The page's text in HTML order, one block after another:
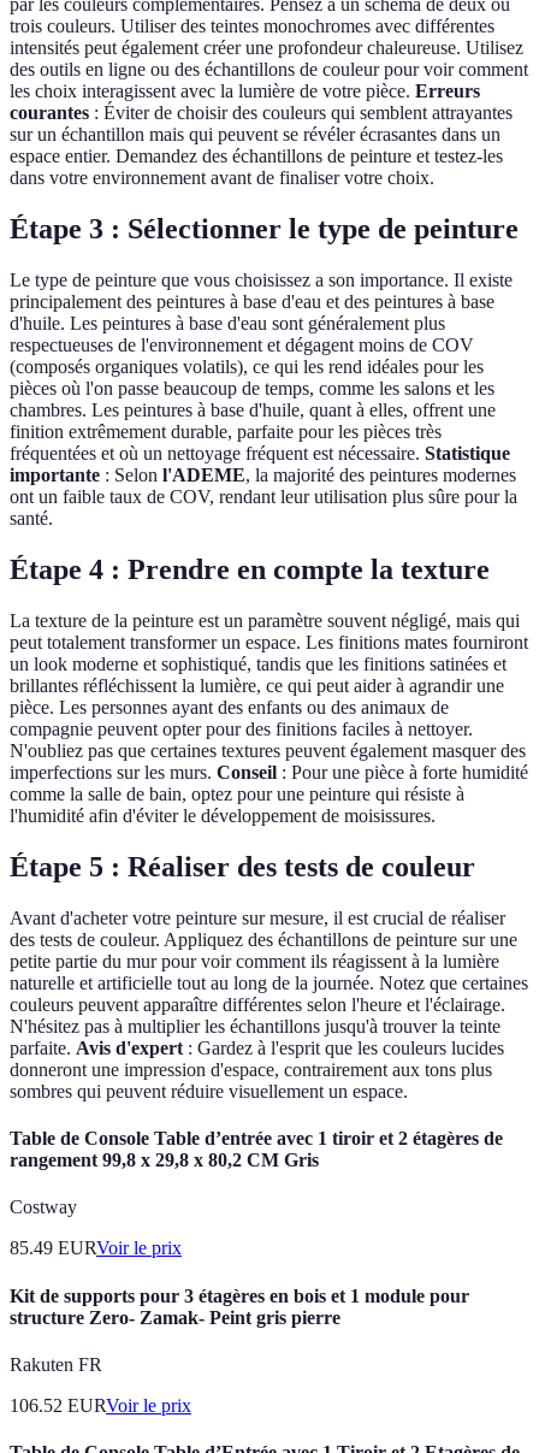
par les couleurs complémentaires. Pensez à un schéma de deux ou
trois couleurs. Utiliser des teintes monochromes avec différentes
intensités peut également créer une profondeur chaleureuse. Utilisez
des outils en ligne ou des échantillons de couleur pour voir comment
les choix interagissent avec la lumière de votre pièce. Erreurs
courantes : Éviter de choisir des couleurs qui semblent attrayantes
sur un échantillon mais qui peuvent se révéler écrasantes dans un
espace entier. Demandez des échantillons de peinture et testez-les
dans votre environnement avant de finaliser votre choix.
Étape 3 : Sélectionner le type de peinture
Le type de peinture que vous choisissez a son importance. Il existe
principalement des peintures à base d'eau et des peintures à base
d'huile. Les peintures à base d'eau sont généralement plus
respectueuses de l'environnement et dégagent moins de COV
(composés organiques volatils), ce qui les rend idéales pour les
pièces où l'on passe beaucoup de temps, comme les salons et les
chambres. Les peintures à base d'huile, quant à elles, offrent une
finition extrêmement durable, parfaite pour les pièces très
fréquentées et où un nettoyage fréquent est nécessaire. Statistique
importante : Selon l'ADEME, la majorité des peintures modernes
ont un faible taux de COV, rendant leur utilisation plus sûre pour la
santé.
Étape 4 : Prendre en compte la texture
La texture de la peinture est un paramètre souvent négligé, mais qui
peut totalement transformer un espace. Les finitions mates fourniront
un look moderne et sophistiqué, tandis que les finitions satinées et
brillantes réfléchissent la lumière, ce qui peut aider à agrandir une
pièce. Les personnes ayant des enfants ou des animaux de
compagnie peuvent opter pour des finitions faciles à nettoyer.
N'oubliez pas que certaines textures peuvent également masquer des
imperfections sur les murs. Conseil : Pour une pièce à forte humidité
comme la salle de bain, optez pour une peinture qui résiste à
l'humidité afin d'éviter le développement de moisissures.
Étape 5 : Réaliser des tests de couleur
Avant d'acheter votre peinture sur mesure, il est crucial de réaliser
des tests de couleur. Appliquez des échantillons de peinture sur une
petite partie du mur pour voir comment ils réagissent à la lumière
naturelle et artificielle tout au long de la journée. Notez que certaines
couleurs peuvent apparaître différentes selon l'heure et l'éclairage.
N'hésitez pas à multiplier les échantillons jusqu'à trouver la teinte
parfaite. Avis d'expert : Gardez à l'esprit que les couleurs lucides
donneront une impression d'espace, contrairement aux tons plus
sombres qui peuvent réduire visuellement un espace.
Table de Console Table d’entrée avec 1 tiroir et 2 étagères de
rangement 99,8 x 29,8 x 80,2 CM Gris
Costway
85.49 EURVoir le prix
Kit de supports pour 3 étagères en bois et 1 module pour
structure Zero- Zamak- Peint gris pierre
Rakuten FR
106.52 EURVoir le prix